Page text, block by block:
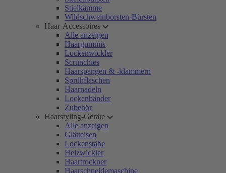
Stielkämme
Wildschweinborsten-Bürsten
Haar-Accessoires
Alle anzeigen
Haargummis
Lockenwickler
Scrunchies
Haarspangen & -klammern
Sprühflaschen
Haarnadeln
Lockenbänder
Zubehör
Haarstyling-Geräte
Alle anzeigen
Glätteisen
Lockenstäbe
Heizwickler
Haartrockner
Haarschneidemaschine